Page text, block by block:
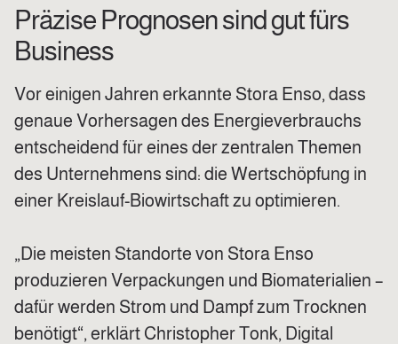
Präzise Prognosen sind gut fürs
Business
Vor einigen Jahren erkannte Stora Enso, dass
genaue Vorhersagen des Energieverbrauchs
entscheidend für eines der zentralen Themen
des Unternehmens sind: die Wertschöpfung in
einer Kreislauf-Biowirtschaft zu optimieren.
„Die meisten Standorte von Stora Enso
produzieren Verpackungen und Biomaterialien –
dafür werden Strom und Dampf zum Trocknen
benötigt“, erklärt Christopher Tonk, Digital